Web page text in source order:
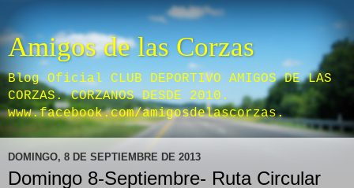
Amigos de las Corzas
Blog Oficial CLUB DEPORTIVO AMIGOS DE LAS
CORZAS. CORZANOS DESDE 2010.
www.facebook.com/amigosdelascorzas.
DOMINGO, 8 DE SEPTIEMBRE DE 2013
Domingo 8-Septiembre- Ruta Circular